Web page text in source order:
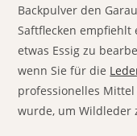
Backpulver den
Saftflecken empfiehlt
etwas Essig zu
wenn Sie für die
professionelles
wurde, um Wildleder